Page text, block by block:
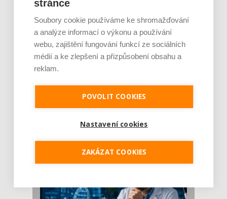
Je jen pro sportovce, přiberu po něm a ve
stravě ho mám dostatek. Znáte nejčastějš [...]
Pojem protein již nějakou dobu rezonuje
v oblasti zdraví, výživy i dlouhověkosti. Přesto
se o ně...
stránce
Soubory cookie používáme ke shromažďování
a analýze informací o výkonu a používání
webu, zajištění fungování funkcí ze sociálních
médií a ke zlepšení a přizpůsobení obsahu a
reklam.
POVOLIT COOKIES
Nastavení cookies
ZAKÁZAT COOKIES